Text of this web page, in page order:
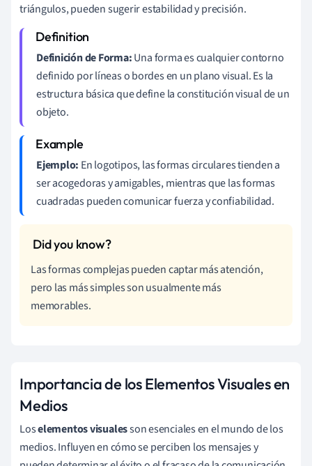
triángulos, pueden sugerir estabilidad y precisión.
Definición de Forma:Una forma es cualquier contorno
definido por líneas o bordes en un plano visual. Es la
estructura básica que define la constitución visual de un
objeto.
Ejemplo: En logotipos, las formas circulares tienden a
ser acogedoras y amigables, mientras que las formas
cuadradas pueden comunicar fuerza y confiabilidad.
Las formas complejas pueden captar más atención,
pero las más simples son usualmente más
memorables.
Importancia de los Elementos Visuales en
Medios
Loselementos visualesson esenciales en el mundo de los
medios. Influyen en cómo se perciben los mensajes y